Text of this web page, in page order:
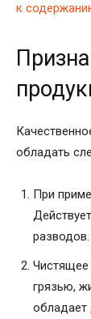
к
обладать
При
разводов.
Чистящее
грязью,
обладает